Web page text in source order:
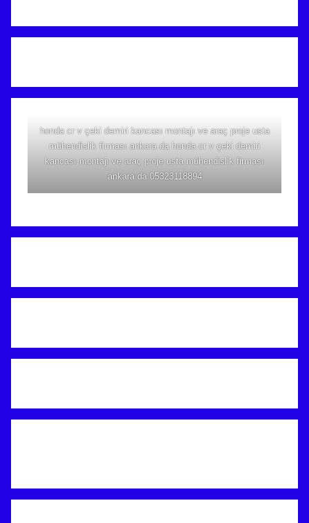
honda cr v çeki demiri kancası montajı ve araç proje usta
mühendislik firması ankara da honda cr v çeki demiri
kancası montajı ve araç proje usta mühendislik firması
ankara da 05323118894